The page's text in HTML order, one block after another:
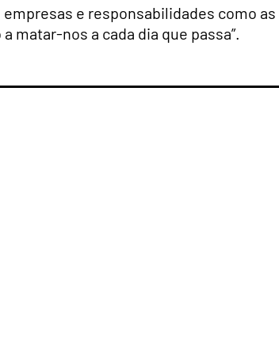
e responsabilidades como as
matar-nos a cada dia que passa”.